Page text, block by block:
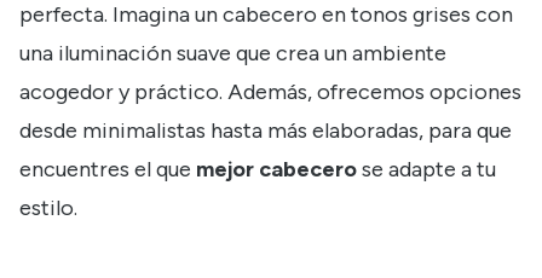
perfecta. Imagina un cabecero en tonos grises con
una iluminación suave que crea un ambiente
acogedor y práctico. Además, ofrecemos opciones
desde minimalistas hasta más elaboradas, para que
encuentres el que mejor cabecerose adapte a tu
estilo.